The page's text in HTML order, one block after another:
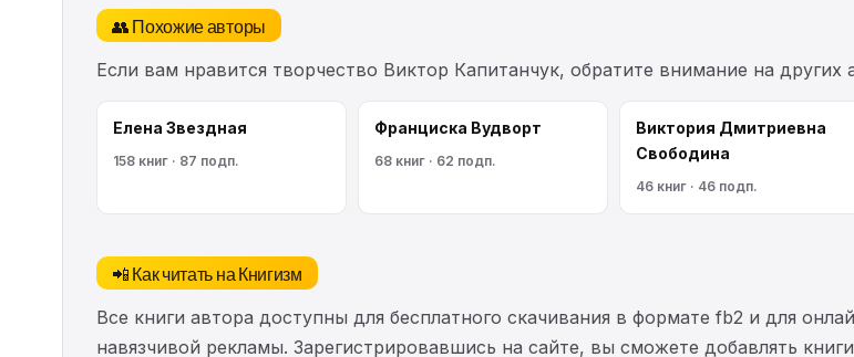
👥 Похожие авторы
Если вам нравится творчество Виктор Капитанчук, обратите внимание на
Елена Звездная
158 книг · 87 подп.
Франциска Вудворт
68 книг · 62 подп.
Виктория Дмитриевна
Свободина
46 книг · 46 подп.
📲 Как читать на Книгизм
Все книги автора доступны для бесплатного скачивания в формате fb2 и для
навязчивой рекламы. Зарегистрировавшись на сайте, вы сможете добавлять